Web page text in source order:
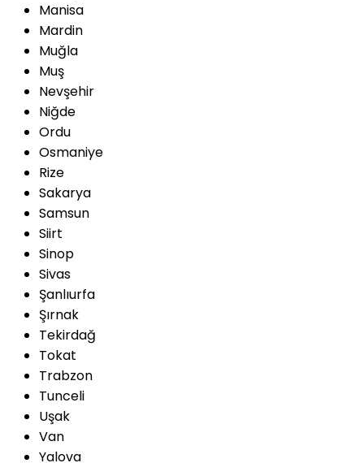
Manisa
Mardin
Muğla
Muş
Nevşehir
Niğde
Ordu
Osmaniye
Rize
Sakarya
Samsun
Siirt
Sinop
Sivas
Şanlıurfa
Şırnak
Tekirdağ
Tokat
Trabzon
Tunceli
Uşak
Van
Yalova